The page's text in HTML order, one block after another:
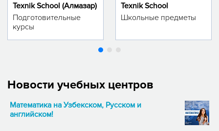
Texnik School (Алмазар)
Подготовительные
курсы
Texnik School
Школьные предметы
Новости учебных центров
Математика на Узбекском, Русском и
английском!